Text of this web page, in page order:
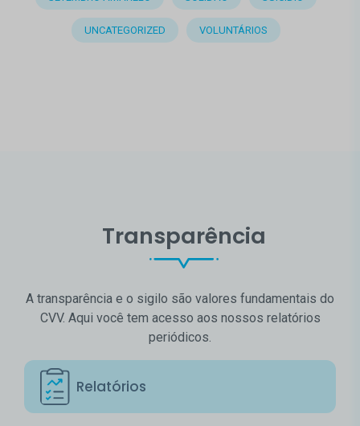
UNCATEGORIZED VOLUNTÁRIOS
Transparência
A transparência e o sigilo são valores fundamentais do
CVV. Aqui você tem acesso aos nossos relatórios
periódicos.
Relatórios